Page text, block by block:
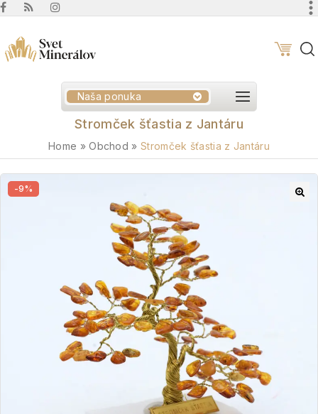
Naša ponuka
Stromček šťastia z Jantáru
Home »Obchod » Stromček šťastia z Jantáru
-9%